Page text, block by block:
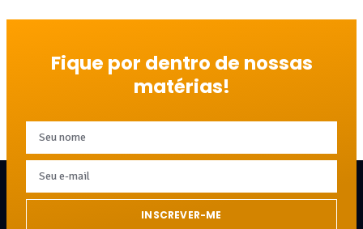
Fique por dentro de nossas
matérias!
INSCREVER-ME